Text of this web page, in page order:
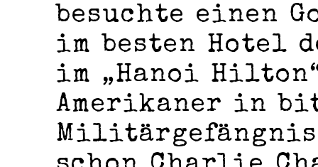
besuchte einen
im besten Hotel
im „Hanoi
Amerikaner in